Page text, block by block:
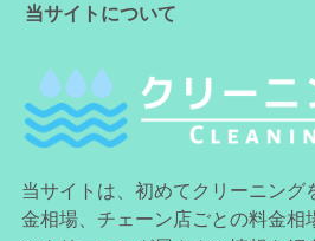
当サイトについて
当サイトは、初めてクリーニング
金相場、チェーン店ごとの料金相